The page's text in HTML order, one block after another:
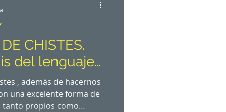
CHISTES.
del lenguaje
, además de hacernos
una excelente forma de
tanto propios como